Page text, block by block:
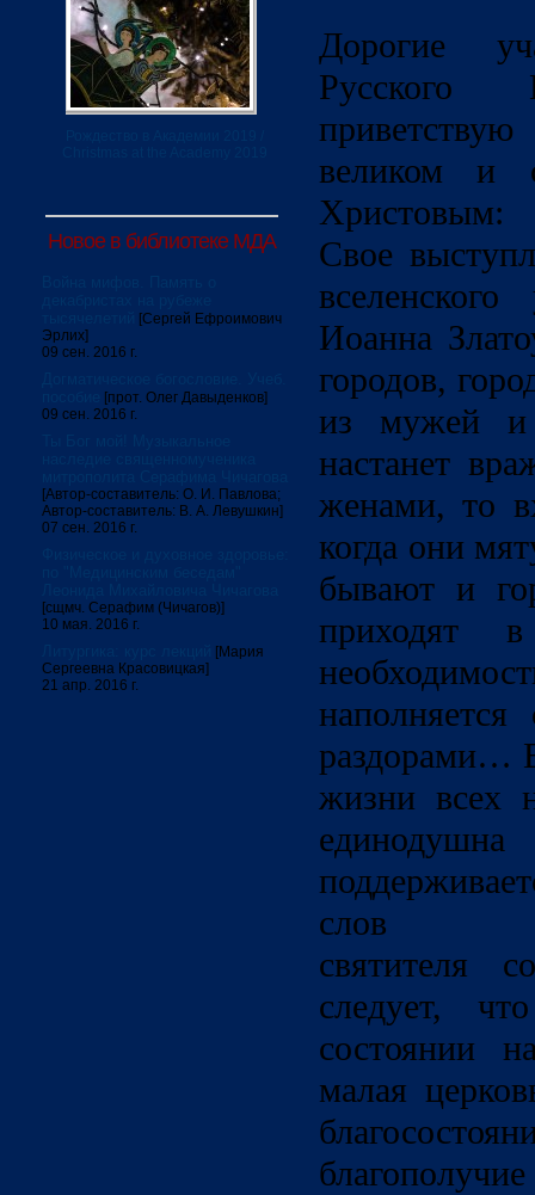
Новое в библиотеке МДА
[Сергей Ефроимович
Эрлих]
09 сен. 2016 г.
[прот. Олег Давыденков]
09 сен. 2016 г.
[Автор-составитель: О. И. Павлова;
Автор-составитель: В. А. Левушкин]
07 сен. 2016 г.
[сщмч. Серафим (Чичагов)]
10 мая. 2016 г.
[Мария
Сергеевна Красовицкая]
21 апр. 2016 г.
Дорогие
Русского
великом и
Свое
Иоанна
городов,
из мужей и
настанет
женами, то
когда они
бывают и
приходят
раздорами…
жизни всех
слов
святителя
следует,
состоянии
малая